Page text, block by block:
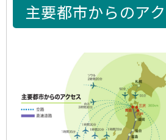
主要都市からのア